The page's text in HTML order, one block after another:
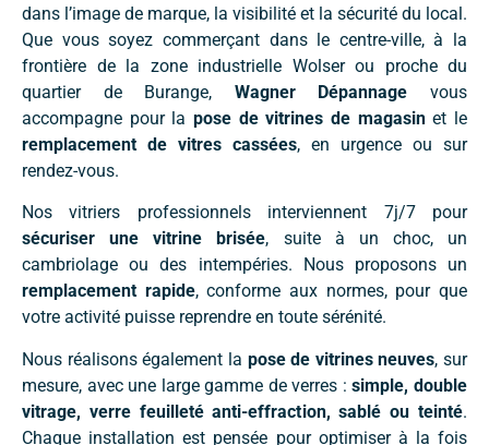
dans l’image de marque, la visibilité et la sécurité du local.
Que vous soyez commerçant dans le centre-ville, à la
frontière de la zone industrielle Wolser ou proche du
quartier de Burange, Wagner Dépannage vous
accompagne pour la pose de vitrines de magasinet le
remplacement de vitres cassées, en urgence ou sur
rendez-vous.
Nos vitriers professionnels interviennent 7j/7 pour
sécuriser une vitrine brisée, suite à un choc, un
cambriolage ou des intempéries. Nous proposons un
remplacement rapide, conforme aux normes, pour que
votre activité puisse reprendre en toute sérénité.
Nous réalisons également la pose de vitrines neuves, sur
mesure, avec une large gamme de verres :simple, double
vitrage, verre feuilleté anti-effraction, sablé ou teinté.
Chaque installation est pensée pour optimiser à la fois